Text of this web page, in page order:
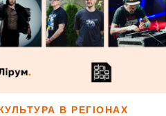
В РЕГІОНАХ